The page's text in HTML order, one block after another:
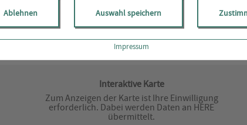
Ablehnen Auswahl speichern
Impressum
Interaktive Karte
Zum Anzeigen der Karte ist Ihre Einwilligung
erforderlich. Dabei werden Daten an HERE
übermittelt.